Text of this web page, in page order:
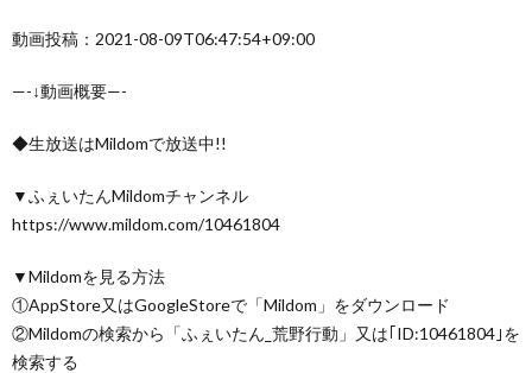
動画投稿：2021-08-09T06:47:54+09:00
—-↓動画概要—-
◆生放送はMildomで放送中!!
▼ふぇいたんMildomチャンネル
https://www.mildom.com/10461804
▼Mildomを見る方法
①AppStore又はGoogleStoreで「Mildom」をダウンロード
②Mildomの検索から「ふぇいたん_荒野行動」又は｢ID:10461804｣を
検索する